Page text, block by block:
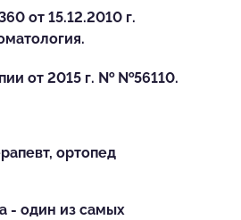
от 15.12.2010 г.
от 2015 г. № №56110.
ортопед
- один из самых